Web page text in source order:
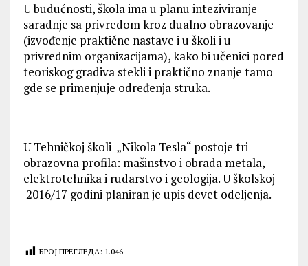
U budućnosti, škola ima u planu inteziviranje
saradnje sa privredom kroz dualno obrazovanje
(izvođenje praktične nastave i u školi i u
privrednim organizacijama), kako bi učenici pored
teoriskog gradiva stekli i praktično znanje tamo
gde se primenjuje određenja struka.
U Tehničkoj školi „Nikola Tesla“ postoje tri
obrazovna profila: mašinstvo i obrada metala,
elektrotehnika i rudarstvo i geologija. U školskoj
2016/17 godini planiran je upis devet odeljenja.
БРОЈ ПРЕГЛЕДА: 1.046